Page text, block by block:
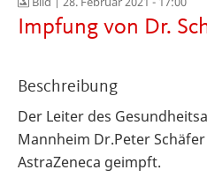
Impfung von Dr.
Beschreibung
Der Leiter des
Mannheim Dr.Peter
AstraZeneca geimpft.